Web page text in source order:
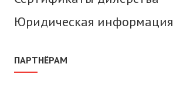
Юридическая информация
ПАРТНЁРАМ